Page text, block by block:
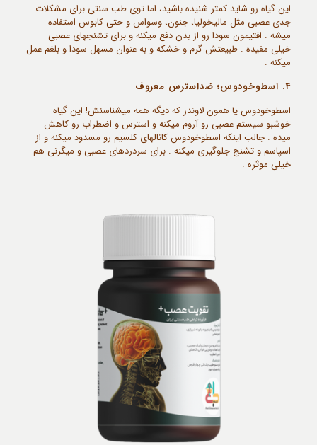
این گیاه رو شاید کمتر شنیده باشید، اما توی طب سنتی برای مشکلات
جدی عصبی مثل مالیخولیا، جنون، وسواس و حتی کابوس استفاده
میشه . افتیمون سودا رو از بدن دفع میکنه و برای تشنجهای عصبی
خیلی مفیده . طبیعتش گرم و خشکه و به عنوان مسهل سودا و بلغم عمل
میکنه .
۴. اسطوخودوس؛ ضداسترس معروف
اسطوخودوس یا همون لاوندر که دیگه همه میشناسنش! این گیاه
خوشبو سیستم عصبی رو آروم میکنه و استرس و اضطراب رو کاهش
میده . جالب اینکه اسطوخودوس کانالهای کلسیم رو مسدود میکنه و از
اسپاسم و تشنج جلوگیری میکنه . برای سردردهای عصبی و میگرنی هم
خیلی موثره .